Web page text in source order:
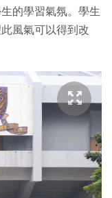
的學習氣氛。學生
風氣可以得到改